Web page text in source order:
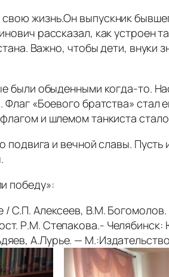
жизнь.Он выпускник
рассказал, как устроен
Важно, чтобы дети, внуки
были обыденными когда-то.
«Боевого братства»
и шлемом танкиста
и вечной славы.
победу»:
/ С.П. Алексеев, В.М.
Р.М. Степакова.- Челябинск:
А.Лурье. —